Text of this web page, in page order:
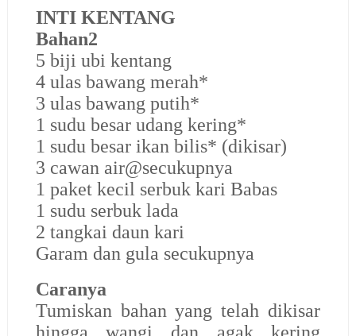
INTI KENTANG
Bahan2
5 biji ubi kentang
4 ulas bawang merah*
3 ulas bawang putih*
1 sudu besar udang kering*
1 sudu besar ikan bilis* (dikisar)
3 cawan air@secukupnya
1 paket kecil serbuk kari Babas
1 sudu serbuk lada
2 tangkai daun kari
Garam dan gula secukupnya
Caranya
Tumiskan bahan yang telah dikisar